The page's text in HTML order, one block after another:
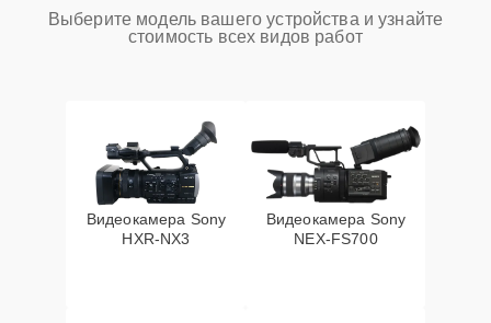
Выберите модель вашего устройства и узнайте
стоимость всех видов работ
Видеокамера Sony
HXR‑NX3
Видеокамера Sony
NEX‑FS700